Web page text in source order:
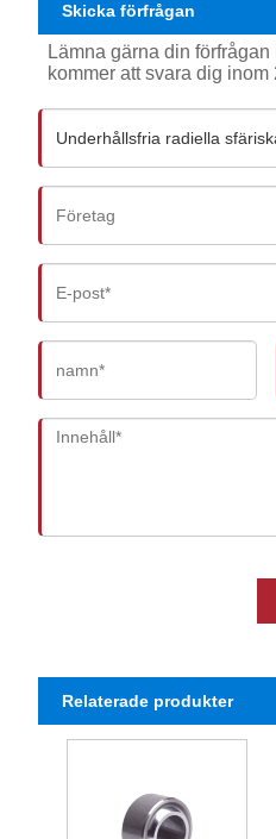
Skicka förfrågan
Lämna gärna din
kommer att svara dig inom
Relaterade produkter